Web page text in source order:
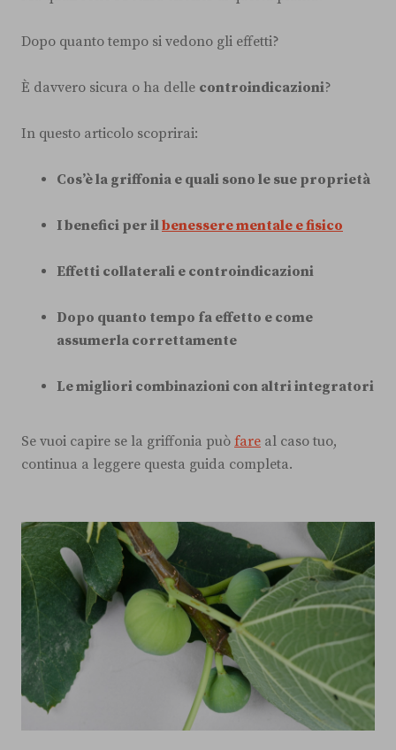
Dopo quanto tempo si vedono gli effetti?
È davvero sicura o ha delle controindicazioni?
In questo articolo scoprirai:
Cos’è la griffonia e quali sono le sue proprietà
I benefici per ilbenessere mentale e fisico
Effetti collaterali e controindicazioni
Dopo quanto tempo fa effetto e come
assumerla correttamente
Le migliori combinazioni con altri integratori
Se vuoi capire se la griffonia può fare al caso tuo,
continua a leggere questa guida completa.